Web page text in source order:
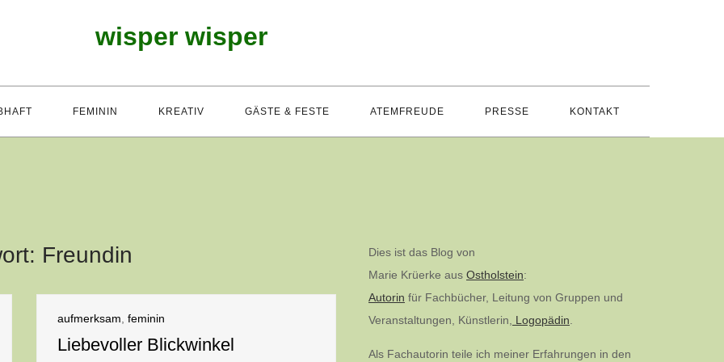
wisper wisper
FEMININ KREATIV GÄSTE & FESTE ATEMFREUDE PRESSE KONTAKT
Freundin
aufmerksam feminin
Liebevoller Blickwinkel
Dies ist das Blog von
Marie Krüerke aus Ostholstein:
Autorin für Fachbücher, Leitung von Gruppen und
Veranstaltungen, Künstlerin,
Logopädin
Als Fachautorin teile ich meiner Erfahrungen in den